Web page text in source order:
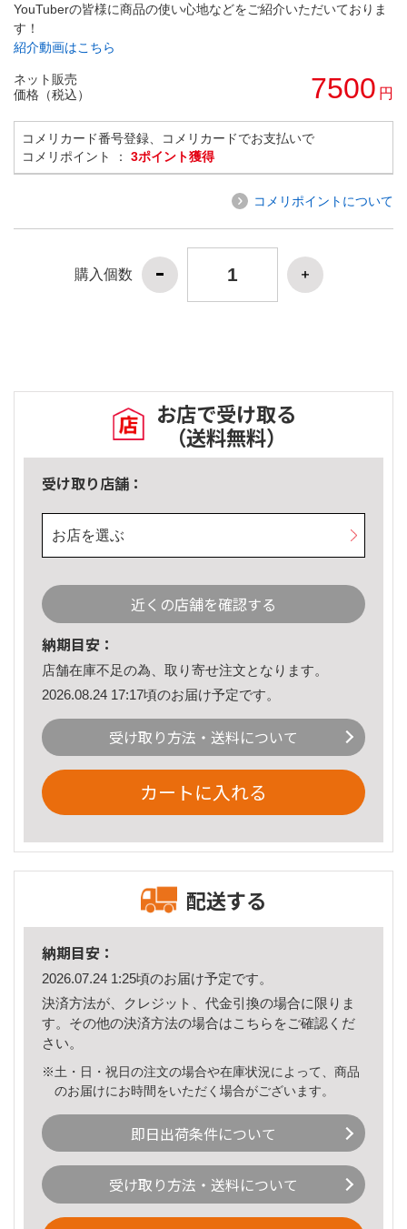
YouTuberの皆様に商品の使い心地などをご紹介いただいておりま
す！
紹介動画はこちら
ネット販売
価格（税込）
7500 円
コメリカード番号登録、コメリカードでお支払いで
コメリポイント ： 3ポイント獲得
コメリポイントについて
購入個数
お店で受け取る
（送料無料）
受け取り店舗：
お店を選ぶ
近くの店舗を確認する
納期目安：
店舗在庫不足の為、取り寄せ注文となります。
2026.08.24 17:17頃のお届け予定です。
受け取り方法・送料について
カートに入れる
配送する
納期目安：
2026.07.24 1:25頃のお届け予定です。
決済方法が、クレジット、代金引換の場合に限りま
す。その他の決済方法の場合はこちら をご確認くだ
さい。
※土・日・祝日の注文の場合や在庫状況によって、商品
のお届けにお時間をいただく場合がございます。
即日出荷条件について
受け取り方法・送料について